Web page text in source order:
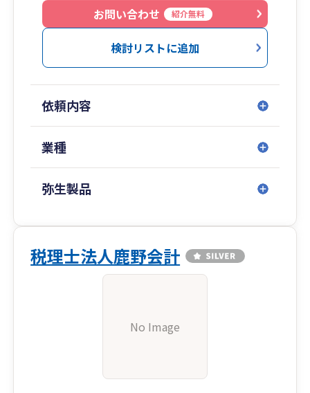
お問い合わせ
紹介無料
検討リストに追加
依頼内容
業種
弥生製品
税理士法人鹿野会計
No Image